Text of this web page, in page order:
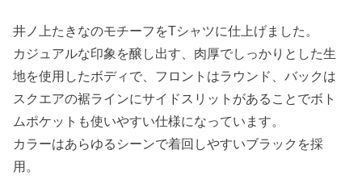
井ノ上たきなのモチーフをTシャツに仕上げました。
カジュアルな印象を醸し出す、肉厚でしっかりとした生
地を使用したボディで、フロントはラウンド、バックは
スクエアの裾ラインにサイドスリットがあることでボト
ムポケットも使いやすい仕様になっています。
カラーはあらゆるシーンで着回しやすいブラックを採
用。